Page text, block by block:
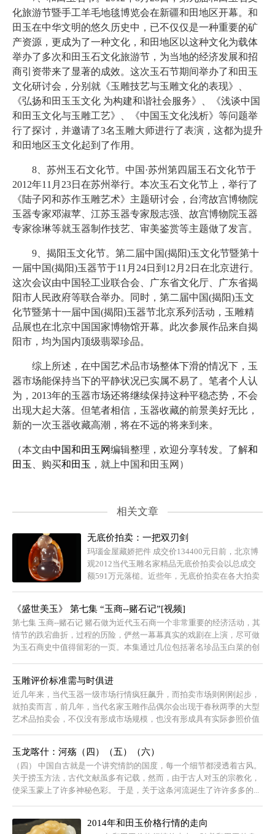
化旅游节暨手工羊毛地毯博览会在新疆和田地区开幕。和
田玉在中华文明的悠久历史中，已不仅仅是一种重要的矿
产资源，更成为了一种文化，和田地区以这种文化为载体
举办了多次和田玉石文化旅游节，为当地的经济发展和招
商引资带来了显著的成效。这次玉石节期间举办了和田玉
文化研讨会，分别就《玉雕技艺与玉雕文化的表现》、
《弘扬和田玉玉文化 为构建和谐社会服务》、《浅谈中国
和田玉文化与玉雕工艺》、《中国玉文化浅析》等问题举
行了探讨，并邀请了3名玉雕大师进行了表演，这都为提升
和田地区玉文化起到了作用。
8、苏州玉石文化节。中国·苏州第四届玉石文化节于
2012年11月23日在苏州举行。本次玉石文化节上，举行了
《陆子冈和苏作玉雕艺术》主题研讨会，台湾故宫博物院
玉器专家邓淑苹、江苏玉器专家殷志强、故宫博物院玉器
专家徐琳等就玉器制作技艺、审美鉴赏等主题做了发言。
9、揭阳玉文化节。第二届中国(揭阳)玉文化节暨第十
一届中国(揭阳)玉器节于11月24日到12月2日在北京进行。
这次会议由中国轻工业联合会、广东省文化厅、广东省揭
阳市人民政府等联合举办。同时，第二届中国(揭阳)玉文
化节暨第十一届中国(揭阳)玉器节北京系列活动，玉雕精
品展也在北京中国国家博物馆开幕。此次参展作品来自揭
阳市，均为国内顶级翡翠珍品。
综上所述，在中国艺术品市场整体下滑的情况下，玉
器市场能保持当下的平静状况已实属不易了。笔者个人认
为，2013年的玉器市场还将继续保持这种平稳态势，不会
出现大起大落。但笔者相信，玉器收藏的前景美好无比，
新的一次玉器收藏高潮，将在不远的将来到来。
（本文由中国和田玉网编辑整理，欢迎分享转发。了解和
田玉
、购买和田玉 ，就上中国和田玉网）
相关文章
无底价拍卖：一把双刃剑
玛瑙金屋藏娇把件 成交价134400元日前，北京博
观2012当代玉雕名家精品无底价拍卖会以总成交
额591万元落槌。近些年，无底价拍卖在各大拍卖
《盛世美玉》 第七集 “玉商--赌石记”[视频]
第七集 玉商--赌石记 赌石做为近代玉石商一个非常重要的经济活动，其
情节的跌宕曲折，过程的历险，俨然一幕幕真实的戏剧在上演，尽可做
为玉石商史中值得留彩的一页。本集通过几位包括著名珍品玉白菜的创
玉雕评价标准需与时俱进
近几年来，当代玉器一级市场行情疯狂飙升，而拍卖市场则刚刚起步，
就拍卖而言，前几年，当代名家玉雕作品偶尔会出现于春秋两季的大型
艺术品拍卖会，不仅没有形成市场规模，也没有形成具有实际参照价值
玉龙喀什：河殇（四）（五）（六）
（四） 中国自古就是一个讲究情韵的国度，每一个细节都浸透着古风。
关于捞玉方法，古代文献虽多有记载，然而，由于古人对玉的宗教化，
使采玉蒙上了许多神秘色彩。 于是，关于这条河流诞生了许许多多的...
2014年和田玉价格行情的走向